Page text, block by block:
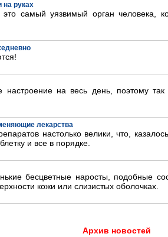
на руках
самый уязвимый орган человека,
на весь день, поэтому так
лекарства
настолько велики, что,
и все в порядке.
бесцветные наросты, подобные
кожи или слизистых оболочках.
Архив новостей